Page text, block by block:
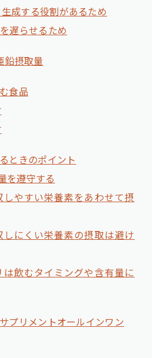
成する役割があるため
遅らせるため
鉛摂取量
食品
ときのポイント
を遵守する
しやすい栄養素をあわせて摂
しにくい栄養素の摂取は避け
は飲むタイミングや含有量に
プリメントオールインワン